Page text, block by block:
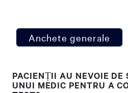
Anchete generale
PACIENȚII AU NEVOIE DE
UNUI MEDIC PENTRU A